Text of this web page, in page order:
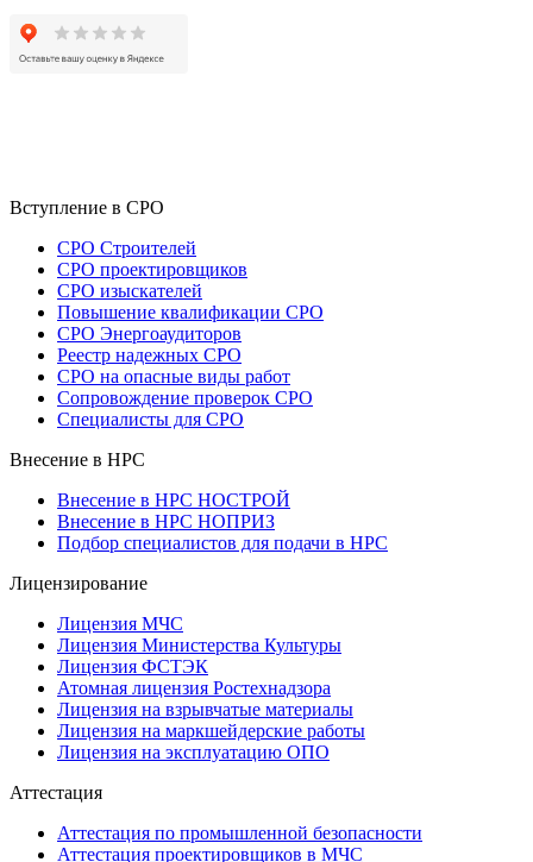
Вступление в СРО
СРО Строителей
СРО проектировщиков
СРО изыскателей
Повышение квалификации СРО
СРО Энергоаудиторов
Реестр надежных СРО
СРО на опасные виды работ
Сопровождение проверок СРО
Специалисты для СРО
Внесение в НРС
Внесение в НРС НОСТРОЙ
Внесение в НРС НОПРИЗ
Подбор специалистов для подачи в НРС
Лицензирование
Лицензия МЧС
Лицензия Министерства Культуры
Лицензия ФСТЭК
Атомная лицензия Ростехнадзора
Лицензия на взрывчатые материалы
Лицензия на маркшейдерские работы
Лицензия на эксплуатацию ОПО
Аттестация
Аттестация по промышленной безопасности
Аттестация проектировщиков в МЧС